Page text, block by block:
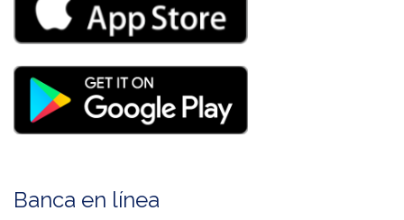
(Opens in a new
Banca en línea